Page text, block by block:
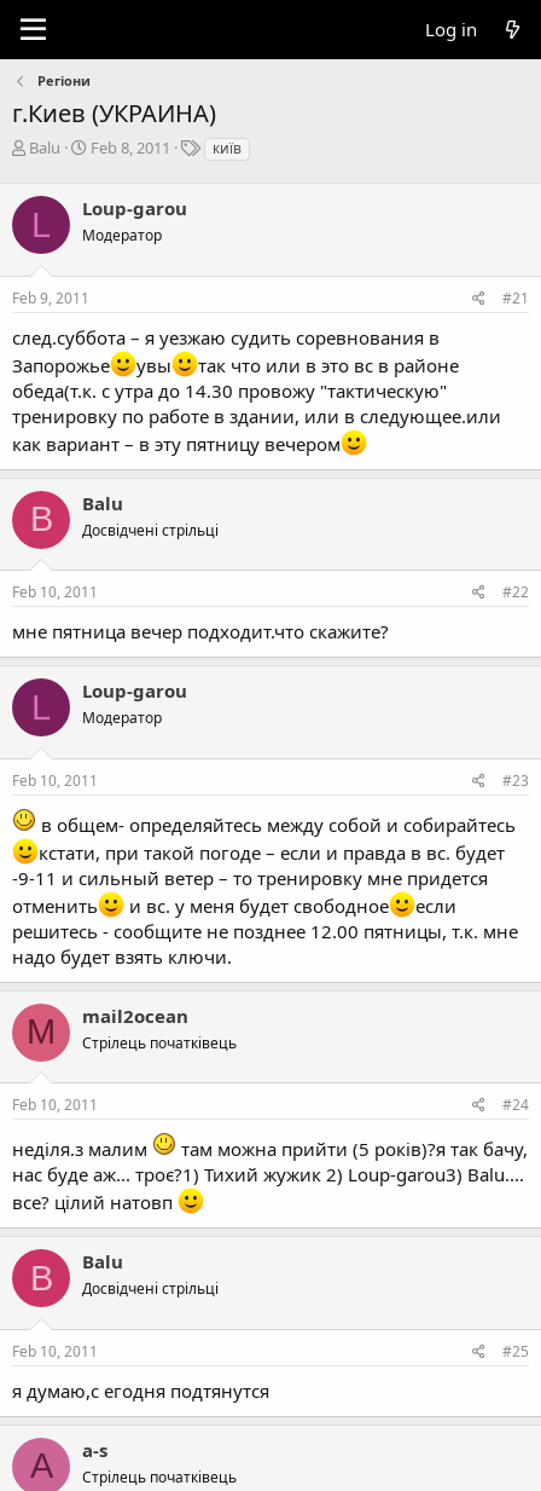
Log in
Регіони
г.Киев (УКРАИНА)
T
e
a
d
s
t
r
t
e
Balu
S
r
t
a
Feb 8, 2011
Tкиїв
L Loup-garou
Модератор
Feb 9, 2011 #21
след.суббота – я уезжаю судить соревнования в
Запорожье
увы
так что или в это вс в районе
обеда(т.к. с утра до 14.30 провожу "тактическую"
тренировку по работе в здании, или в следующее.или
как вариант – в эту пятницу вечером
B Balu
Досвідчені стрільці
Feb 10, 2011 #22
мне пятница вечер подходит.что скажите?
L Loup-garou
Модератор
Feb 10, 2011 #23
в общем- определяйтесь между собой и собирайтесь
кстати, при такой погоде – если и правда в вс. будет
-9-11 и сильный ветер – то тренировку мне придется
отменить
и вс. у меня будет свободное
если
решитесь - сообщите не позднее 12.00 пятницы, т.к. мне
надо будет взять ключи.
M mail2ocean
Стрілець початківець
Feb 10, 2011 #24
неділя.з малим
там можна прийти (5 років)?я так бачу,
нас буде аж... троє?1) Тихий жужик 2) Loup-garou3) Balu....
все? цілий натовп
B Balu
Досвідчені стрільці
Feb 10, 2011 #25
я думаю,с егодня подтянутся
A a-s
Стрілець початківець